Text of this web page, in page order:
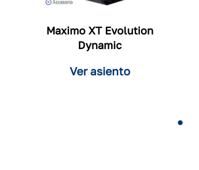
Maximo XT Evolution
Dynamic
Ver asiento